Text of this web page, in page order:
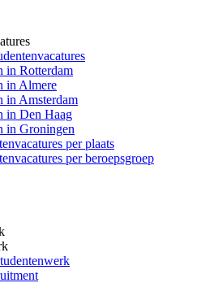
in Rotterdam
in Almere
in Amsterdam
in Den Haag
in Groningen
per plaats
per beroepsgroep